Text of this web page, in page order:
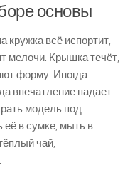
основы
кружка всё испортит,
мелочи. Крышка течёт,
форму. Иногда
впечатление падает
модель под
её в сумке, мыть в
чай,